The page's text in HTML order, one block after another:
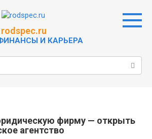
rodspec.ru
И КАРЬЕРА
фирму — открыть
агентство